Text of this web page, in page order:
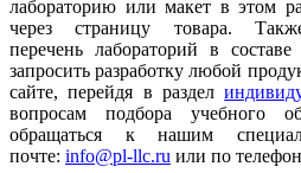
лабораторию или макет в этом
через страницу товара.
перечень лабораторий в
запросить разработку любой
сайте, перейдя в раздел
вопросам подбора учебного
обращаться к нашим
почте: info@pl-llc.ru или по